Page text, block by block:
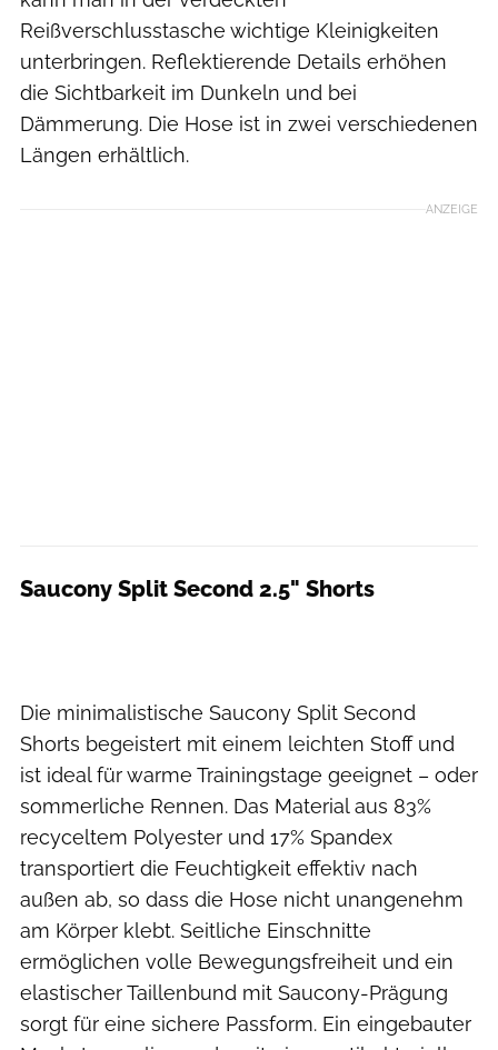
Reißverschlusstasche wichtige Kleinigkeiten
unterbringen. Reflektierende Details erhöhen
die Sichtbarkeit im Dunkeln und bei
Dämmerung. Die Hose ist in zwei verschiedenen
Längen erhältlich.
ANZEIGE
Saucony Split Second 2.5" Shorts
Die minimalistische Saucony Split Second
Shorts begeistert mit einem leichten Stoff und
ist ideal für warme Trainingstage geeignet – oder
sommerliche Rennen. Das Material aus 83%
recyceltem Polyester und 17% Spandex
transportiert die Feuchtigkeit effektiv nach
außen ab, so dass die Hose nicht unangenehm
am Körper klebt. Seitliche Einschnitte
ermöglichen volle Bewegungsfreiheit und ein
elastischer Taillenbund mit Saucony-Prägung
sorgt für eine sichere Passform. Ein eingebauter